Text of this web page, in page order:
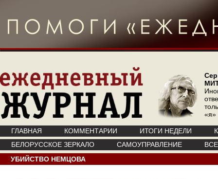
«я»
ГЛАВНАЯ КОММЕНТАРИИ ИТОГИ НЕДЕЛИ
БЕЛОРУССКОЕ ЗЕРКАЛО
САМОУПРАВЛЕНИЕ
УБИЙСТВО НЕМЦОВА